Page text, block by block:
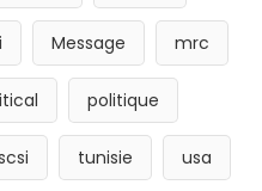
Message mrc
politique
tunisie usa